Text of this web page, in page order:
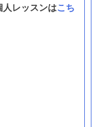
人レッスンはこち